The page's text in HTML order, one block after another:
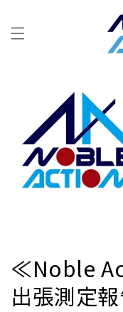
進む
≪Noble
出張測定